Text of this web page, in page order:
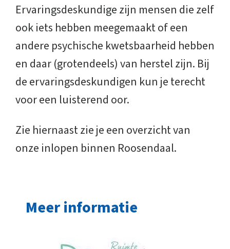
Ervaringsdeskundige zijn mensen die zelf
ook iets hebben meegemaakt of een
andere psychische kwetsbaarheid hebben
en daar (grotendeels) van herstel zijn. Bij
de ervaringsdeskundigen kun je terecht
voor een luisterend oor.
Zie hiernaast zie je een overzicht van
onze inlopen binnen Roosendaal.
Meer informatie